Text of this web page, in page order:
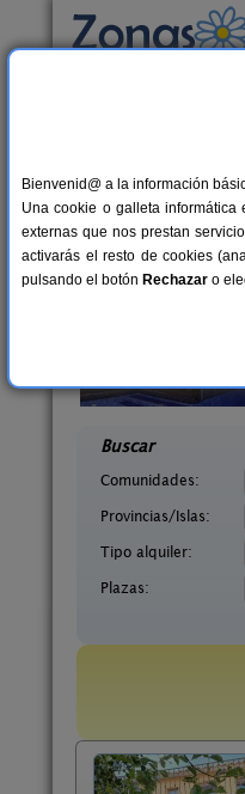
Casas
38 €
Buscar
Comunidades:
Provincias/Islas:
Tipo alquiler:
Plazas:
Bienvenid@ a la información
Una cookie o galleta informática
externas que nos prestan
activarás el resto de cookies
pulsando el botón Rechazar o